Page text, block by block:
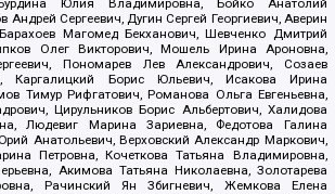
Юлия Владимировна, Бойко Анатолий
Андрей Сергеевич, Дугин Сергей Георгиевич, Аверин
Магомед Бекханович, Шевченко Дмитрий
Олег Викторович, Мошель Ирина Ароновна,
Пономарев Лев Александрович, Созаев
Каргалицкий Борис Юльевич, Исакова Ирина
Тимур Рифгатович, Романова Ольга Евгеньевна,
Цирульников Борис Альбертович, Халидова
Людевиг Марина Зариевна, Федотова Галина
Анатольевич, Верховский Александр Маркович,
Петровна, Кочеткова Татьяна Владимировна,
Акимова Татьяна Николаевна, Золотарева
Рачинский Ян Збигневич, Жемкова Елена